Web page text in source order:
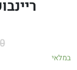
במלאי